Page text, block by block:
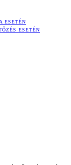
ESETÉN
ESETÉN